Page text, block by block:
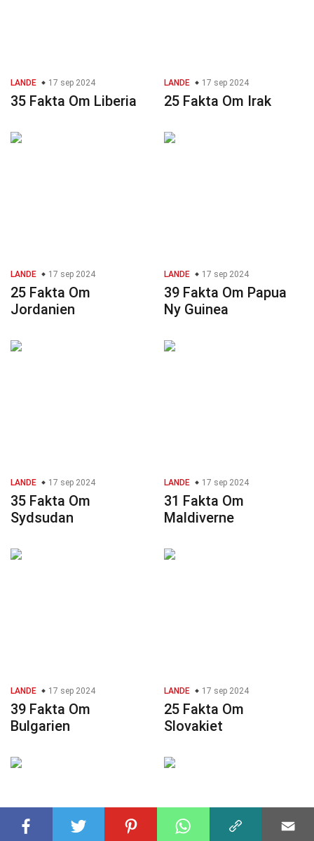
LANDE 17 sep 2024
35 Fakta Om Liberia
LANDE 17 sep 2024
25 Fakta Om Irak
LANDE 17 sep 2024
25 Fakta Om
Jordanien
LANDE 17 sep 2024
39 Fakta Om Papua
Ny Guinea
LANDE 17 sep 2024
35 Fakta Om
Sydsudan
LANDE 17 sep 2024
31 Fakta Om
Maldiverne
LANDE 17 sep 2024
39 Fakta Om
Bulgarien
LANDE 17 sep 2024
25 Fakta Om
Slovakiet